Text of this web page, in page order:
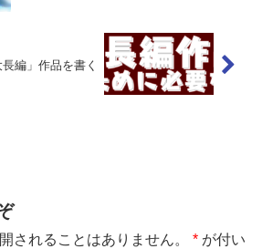
長編」作品を書く
されることはありません。 * が付い